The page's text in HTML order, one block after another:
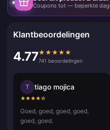
Coupons tot —
Klantbeoordelingen
4.77★ ★ ★ ★ ★
741 beoordelingen
T tiago mojica
★★★★☆
Goed, goed, goed, goed,
goed, goed.